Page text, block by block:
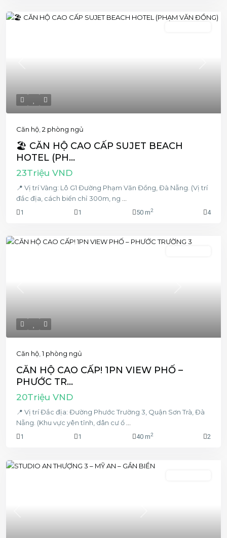
Căn hộ 2 phòng ngủ
🏖️ CĂN HỘ CAO CẤP SUJET BEACH
HOTEL (PH...
23Triệu VND
📍 Vị trí Vàng: Lô G1 Đường Phạm Văn Đồng, Đà Nẵng. (Vị trí
đắc địa, cách biển chỉ 300m, ng
1 1 50 m2 4
Căn hộ ,1 phòng ngủ
CĂN HỘ CAO CẤP! 1PN VIEW PHỐ –
PHƯỚC TR...
20Triệu VND
📍 Vị trí Đắc địa: Đường Phước Trường 3, Quận Sơn Trà, Đà
Nẵng. (Khu vực yên tĩnh, dân cư ổ
1 1 40 m2 2